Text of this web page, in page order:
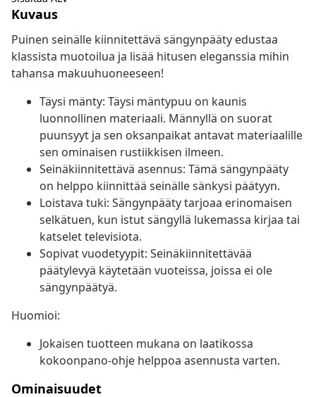
Kuvaus
Puinen seinälle kiinnitettävä sängynpääty edustaa
klassista muotoilua ja lisää hitusen eleganssia mihin
tahansa makuuhuoneeseen!
Täysi mänty: Täysi mäntypuu on kaunis
luonnollinen materiaali. Männyllä on suorat
puunsyyt ja sen oksanpaikat antavat materiaalille
sen ominaisen rustiikkisen ilmeen.
Seinäkiinnitettävä asennus: Tämä sängynpääty
on helppo kiinnittää seinälle sänkysi päätyyn.
Loistava tuki: Sängynpääty tarjoaa erinomaisen
selkätuen, kun istut sängyllä lukemassa kirjaa tai
katselet televisiota.
Sopivat vuodetyypit: Seinäkiinnitettävää
päätylevyä käytetään vuoteissa, joissa ei ole
sängynpäätyä.
Huomioi:
Jokaisen tuotteen mukana on laatikossa
kokoonpano-ohje helppoa asennusta varten.
Ominaisuudet